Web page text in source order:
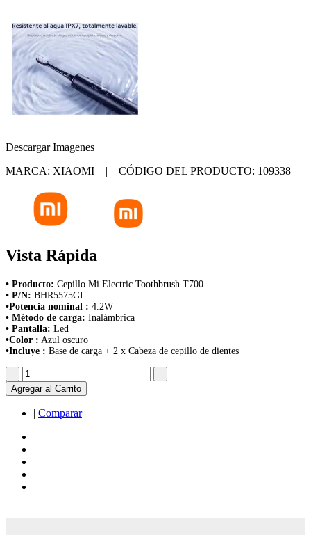
Descargar Imagenes
MARCA: XIAOMI | CÓDIGO DEL PRODUCTO: 109338
Vista Rápida
• Producto: Cepillo Mi Electric Toothbrush T700
• P/N: BHR5575GL
•Potencia nominal : 4.2W
• Método de carga: Inalámbrica
• Pantalla: Led
•Color : Azul oscuro
•Incluye : Base de carga + 2 x Cabeza de cepillo de dientes
Agregar al Carrito
| Comparar